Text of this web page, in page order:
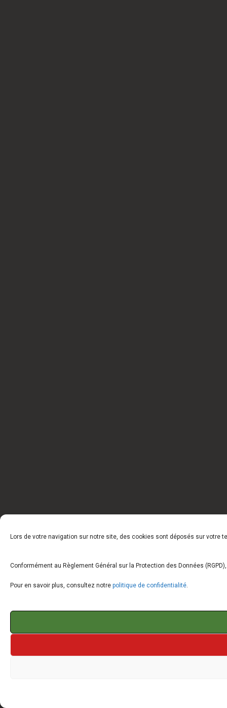
Lors de votre navigation sur notre site, des cookies sont déposés sur votre
Conformément au Règlement Général sur la Protection des Données
Pour en savoir plus, consultez notre politique de confidentialité.